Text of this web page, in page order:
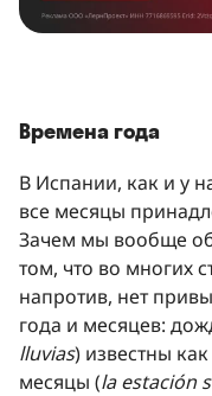
Времена года
В Испании, как и у
все месяцы
Зачем мы вообще
том, что во многих
напротив, нет
года и месяцев:
lluvias) известны
месяцы (la estación